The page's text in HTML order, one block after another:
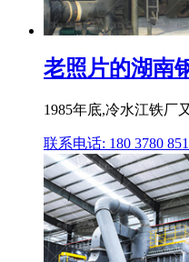
老照片的湖南
1985年底,冷水江铁厂
联系电话: 180 3780